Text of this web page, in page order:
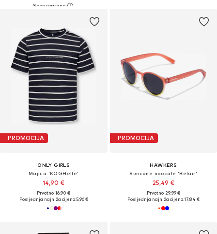
PROMOCIJA
ONLY GIRLS
Majica 'KOGHelle'
14,90 €
Prvotno: 16,90 €
Posljednja najniža cijena:5,96 €
PROMOCIJA
HAWKERS
Sunčane naočale 'Belair'
25,49 €
Prvotno: 29,99 €
Posljednja najniža cijena:17,84 €